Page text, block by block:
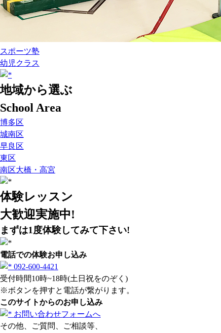
スポーツ塾
幼児クラス
地域から選ぶ
School Area
博多区
城南区
早良区
東区
南区大橋・高宮
体験レッスン
大歓迎実施中!
まずは1度体験してみて下さい!
電話での体験お申し込み
092-600-4421
受付時間10時~18時(土日祝をのぞく)
※ボタンを押すと電話が繋がります。
このサイトからのお申し込み
お問い合わせフォームへ
その他、ご質問、ご相談等、